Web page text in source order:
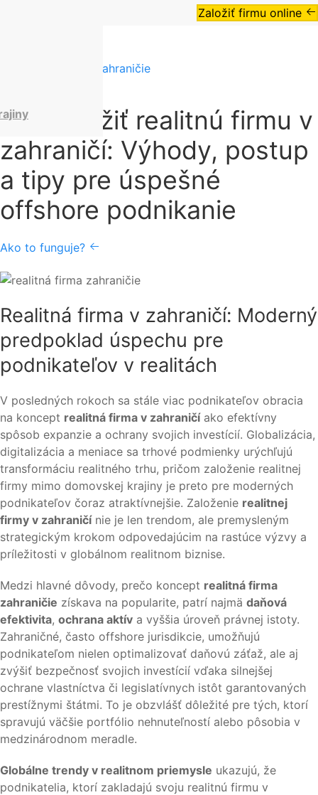
Založiť firmu online
realitná firma zahraničie
Ako založiť realitnú firmu v
zahraničí: Výhody, postup
a tipy pre úspešné
offshore podnikanie
Ako to funguje?
Realitná firma v zahraničí: Moderný
predpoklad úspechu pre
podnikateľov v realitách
V posledných rokoch sa stále viac podnikateľov obracia
na koncept realitná firma v zahraničíako efektívny
spôsob expanzie a ochrany svojich investícií. Globalizácia,
digitalizácia a meniace sa trhové podmienky urýchľujú
transformáciu realitného trhu, pričom založenie realitnej
firmy mimo domovskej krajiny je preto pre moderných
podnikateľov čoraz atraktívnejšie. Založenie realitnej
firmy v zahraničínie je len trendom, ale premysleným
strategickým krokom odpovedajúcim na rastúce výzvy a
príležitosti v globálnom realitnom biznise.
Medzi hlavné dôvody, prečo koncept realitná firma
zahraničie získava na popularite, patrí najmä daňová
efektivita, ochrana aktív a vyššia úroveň právnej istoty.
Zahraničné, často offshore jurisdikcie, umožňujú
podnikateľom nielen optimalizovať daňovú záťaž, ale aj
zvýšiť bezpečnosť svojich investícií vďaka silnejšej
ochrane vlastníctva či legislatívnych istôt garantovaných
prestížnymi štátmi. To je obzvlášť dôležité pre tých, ktorí
spravujú väčšie portfólio nehnuteľností alebo pôsobia v
medzinárodnom meradle.
Globálne trendy v realitnom priemysle ukazujú, že
podnikatelia, ktorí zakladajú svoju realitnú firmu v